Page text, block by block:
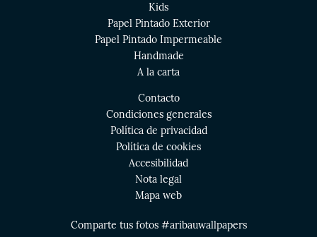
Kids
Papel Pintado Exterior
Papel Pintado Impermeable
Handmade
A la carta
Contacto
Condiciones generales
Política de privacidad
Política de cookies
Accesibilidad
Nota legal
Mapa web
Comparte tus fotos #aribauwallpapers